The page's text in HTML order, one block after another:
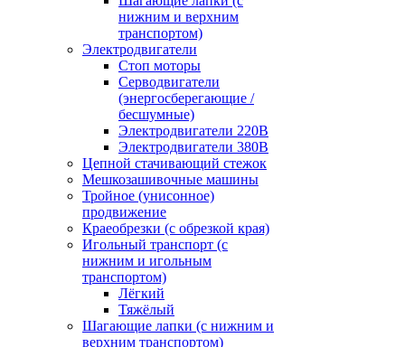
нижним и верхним
транспортом)
Электродвигатели
Стоп моторы
Серводвигатели
(энергосберегающие /
бесшумные)
Электродвигатели 220В
Электродвигатели 380В
Цепной стачивающий стежок
Мешкозашивочные машины
Тройное (унисонное)
продвижение
Краеобрезки (с обрезкой края)
Игольный транспорт (с
нижним и игольным
транспортом)
Лёгкий
Тяжёлый
Шагающие лапки (с нижним и
верхним транспортом)